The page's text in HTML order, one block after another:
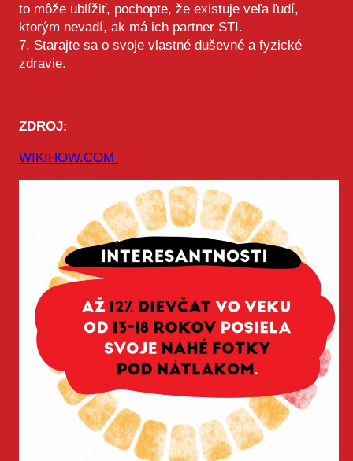
to môže ublížiť, pochopte, že existuje veľa ľudí,
ktorým nevadí, ak má ich partner STI. ⁣ ⁣
7. Starajte sa o svoje vlastné duševné a fyzické
zdravie.
ZDROJ:
WIKIHOW.COM